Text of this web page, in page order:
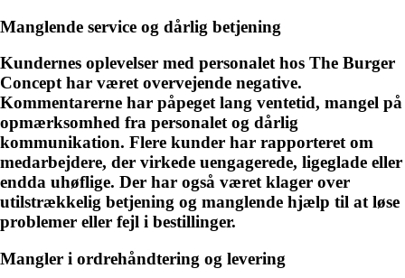
Manglende service og dårlig betjening
Kundernes oplevelser med personalet hos The Burger
Concept har været overvejende negative.
Kommentarerne har påpeget lang ventetid, mangel på
opmærksomhed fra personalet og dårlig
kommunikation. Flere kunder har rapporteret om
medarbejdere, der virkede uengagerede, ligeglade eller
endda uhøflige. Der har også været klager over
utilstrækkelig betjening og manglende hjælp til at løse
problemer eller fejl i bestillinger.
Mangler i ordrehåndtering og levering